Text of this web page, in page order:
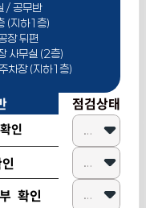
/ 공무반
(지하1층)
장 뒤편
사무실 (2층)
차장 (지하1층)
인
점검상태
확인